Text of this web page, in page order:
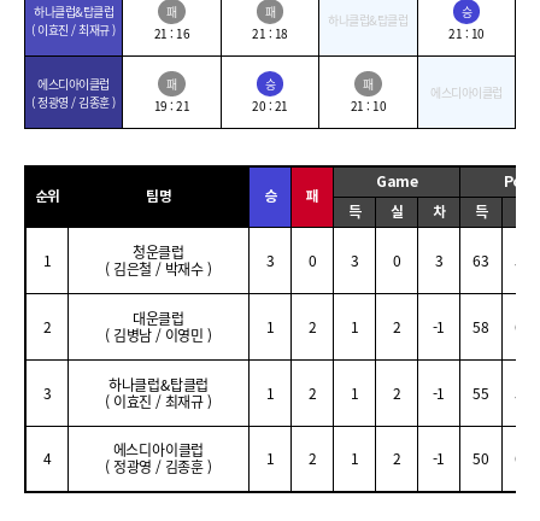
하나클럽&탑클럽
( 이효진 / 최재규 )
패
21 : 16
패
21 : 18
하나클럽&탑클럽
승
21 : 10
에스디아이클럽
( 정광영 / 김종훈 )
패
19 : 21
승
20 : 21
패
21 : 10
에스디아이클럽
순위 팀명 승 패
Game
득
실 차 득
1 청운클럽
( 김은철 / 박재수 ) 3 0 3 0 3 63 52
2 대운클럽
( 김병남 / 이영민 ) 1 2 1 2 -1 58 60
3 하나클럽&탑클럽
( 이효진 / 최재규 ) 1 2 1 2 -1 55 52
4 에스디아이클럽
( 정광영 / 김종훈 ) 1 2 1 2 -1 50 62